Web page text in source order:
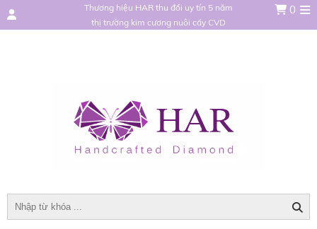
Thương hiệu HAR thu đổi uy tín 5 năm
thị trường kim cương nuôi cấy CVD
0